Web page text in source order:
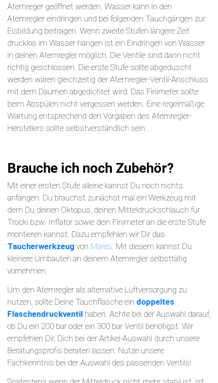
Atemreger geöffnet werden. Wasser kann in den
Atemregler eindringen und bei folgenden Tauchgängen zur
Eisbildung beitragen. Wenn zweite Stufen längere Zeit
drucklos im Wasser hängen ist ein Eindringen von Wasser
in deinen Atemregler möglich. Die Ventile sind dann nicht
richtig geschlossen. Die erste Stufe sollte abgeduscht
werden wären gleichzeitig der Atemregler-Ventil-Anschluss
mit dem Daumen abgedichtet wird. Das Finimeter sollte
beim Abspülen nicht vergessen werden. Eine regelmäßige
Wartung entsprechend den Vorgaben des Atemregler-
Herstellers sollte selbstverständlich sein.
Brauche ich noch Zubehör?
Mit einer ersten Stufe alleine kannst Du noch nichts
anfangen. Du brauchst zunächst mal ein Werkzeug mit
dem Du deinen Oktopus, deinen Mitteldruckschlauch für
Trocki bzw. Inflator sowie dein Finimeter an die erste Stufe
montieren kannst. Dazu empfehlen wir Dir das
Taucherwerkzeug von Mares. Mit diesem kannst Du
kleinere Umbauten an deinem Atemregler selbsttätig
vornehmen.
Um den Atemregler als alternative Luftversorgung zu
nutzen, sollte Deine Tauchflasche ein doppeltes
Flaschendruckventil haben. Achte bei der Auswahl darauf,
ob Du ein 200 bar oder ein 300 bar Ventil benötigst. Wir
empfehlen Dir, Dich bei der Artikel-Auswahl durch unsere
Beratungsprofis beraten lassen. Nutze unsere
Fachkenntnis bei der Auswahl des passenden Ventils!